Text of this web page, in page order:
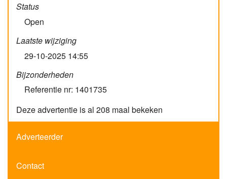
Status
Open
Laatste wijziging
29-10-2025 14:55
Bijzonderheden
Referentie nr: 1401735
Deze advertentie is al 208 maal bekeken
Adverteerder
Contact